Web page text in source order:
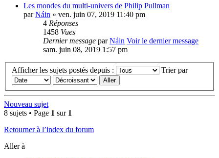
Les mondes du multi-univers de Philip Pullman
parNáin » ven. juin 07, 2019 11:40 pm
4 Réponses
1458 Vues
Dernier message parNáin Voir le dernier message
sam. juin 08, 2019 1:57 pm
Afficher les sujets postés depuis : Trier par
Nouveau sujet
8 sujets • Page 1 sur 1
Retourner à l’index du forum
Aller à